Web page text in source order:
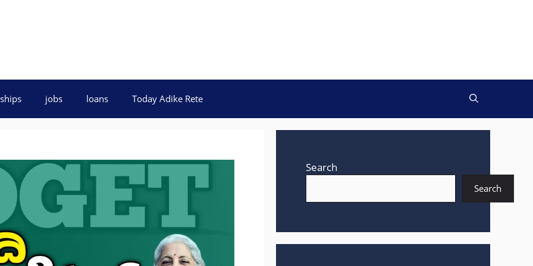
jobs loans Today Adike Rete
Search
Search